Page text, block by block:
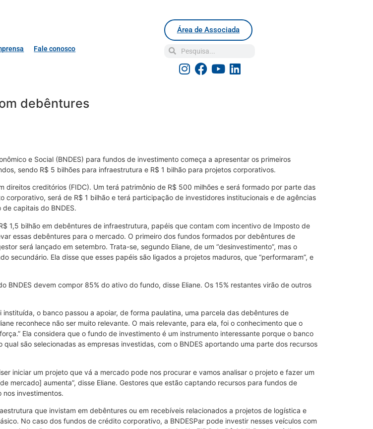
Fale conosco
Área de Associada
debêntures
e Social (BNDES) para fundos de investimento começa a apresentar os primeiros
sendo R$ 5 bilhões para infraestrutura e R$ 1 bilhão para projetos corporativos.
creditórios (FIDC). Um terá patrimônio de R$ 500 milhões e será formado por parte das
será de R$ 1 bilhão e terá participação de investidores institucionais e de agências
capitais do BNDES.
1,5 bilhão em debêntures de infraestrutura, papéis que contam com incentivo de Imposto de
essas debêntures para o mercado. O primeiro dos fundos formados por debêntures de
será lançado em setembro. Trata-se, segundo Eliane, de um “desinvestimento”, mas o
secundário. Ela disse que esses papéis são ligados a projetos maduros, que “performaram”, e
devem compor 85% do ativo do fundo, disse Eliane. Os 15% restantes virão de outros
o banco passou a apoiar, de forma paulatina, uma parcela das debêntures de
reconhece não ser muito relevante. O mais relevante, para ela, foi o conhecimento que o
Ela considera que o fundo de investimento é um instrumento interessante porque o banco
são selecionadas as empresas investidas, com o BNDES aportando uma parte dos recursos
iniciar um projeto que vá a mercado pode nos procurar e vamos analisar o projeto e fazer um
mercado] aumenta”, disse Eliane. Gestores que estão captando recursos para fundos de
investimentos.
que invistam em debêntures ou em recebíveis relacionados a projetos de logística e
No caso dos fundos de crédito corporativo, a BNDESPar pode investir nesses veículos com